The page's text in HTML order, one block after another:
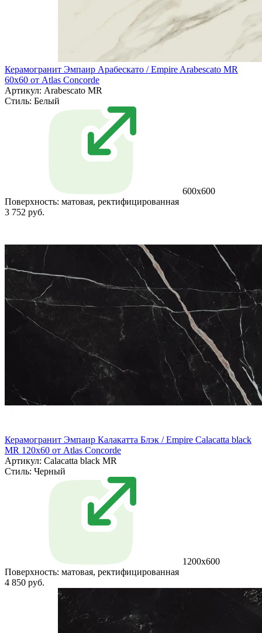
Керамогранит Эмпаир Арабескато / Empire Arabescato MR
60x60 от Atlas Concorde
Артикул: Arabescato MR
Стиль: Белый
600x600
Поверхность: матовая, ректифицированная
3 752 руб.
Керамогранит Эмпаир Калакатта Блэк / Empire Calacatta black
MR 120x60 от Atlas Concorde
Артикул: Calacatta black MR
Стиль: Черный
1200x600
Поверхность: матовая, ректифицированная
4 850 руб.